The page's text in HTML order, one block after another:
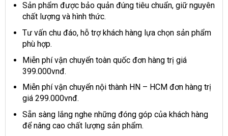
Sản phẩm được bảo quản đúng tiêu chuẩn, giữ nguyên
chất lượng và hình thức.
Tư vấn chu đáo, hỗ trợ khách hàng lựa chọn sản phẩm
phù hợp.
Miễn phí vận chuyển toàn quốc đơn hàng trị giá
399.000vnđ.
Miễn phí vận chuyển nội thành HN – HCM đơn hàng trị
giá 299.000vnđ.
Sẵn sàng lắng nghe những đóng góp của khách hàng
để nâng cao chất lượng sản phẩm.